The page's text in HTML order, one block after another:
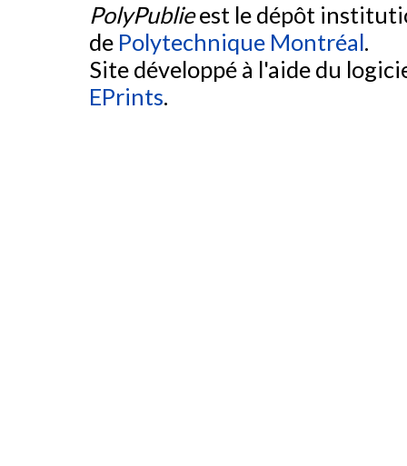
PolyPublieest le dépôt
de Polytechnique Montréal.
Site développé à l'aide du
EPrints.